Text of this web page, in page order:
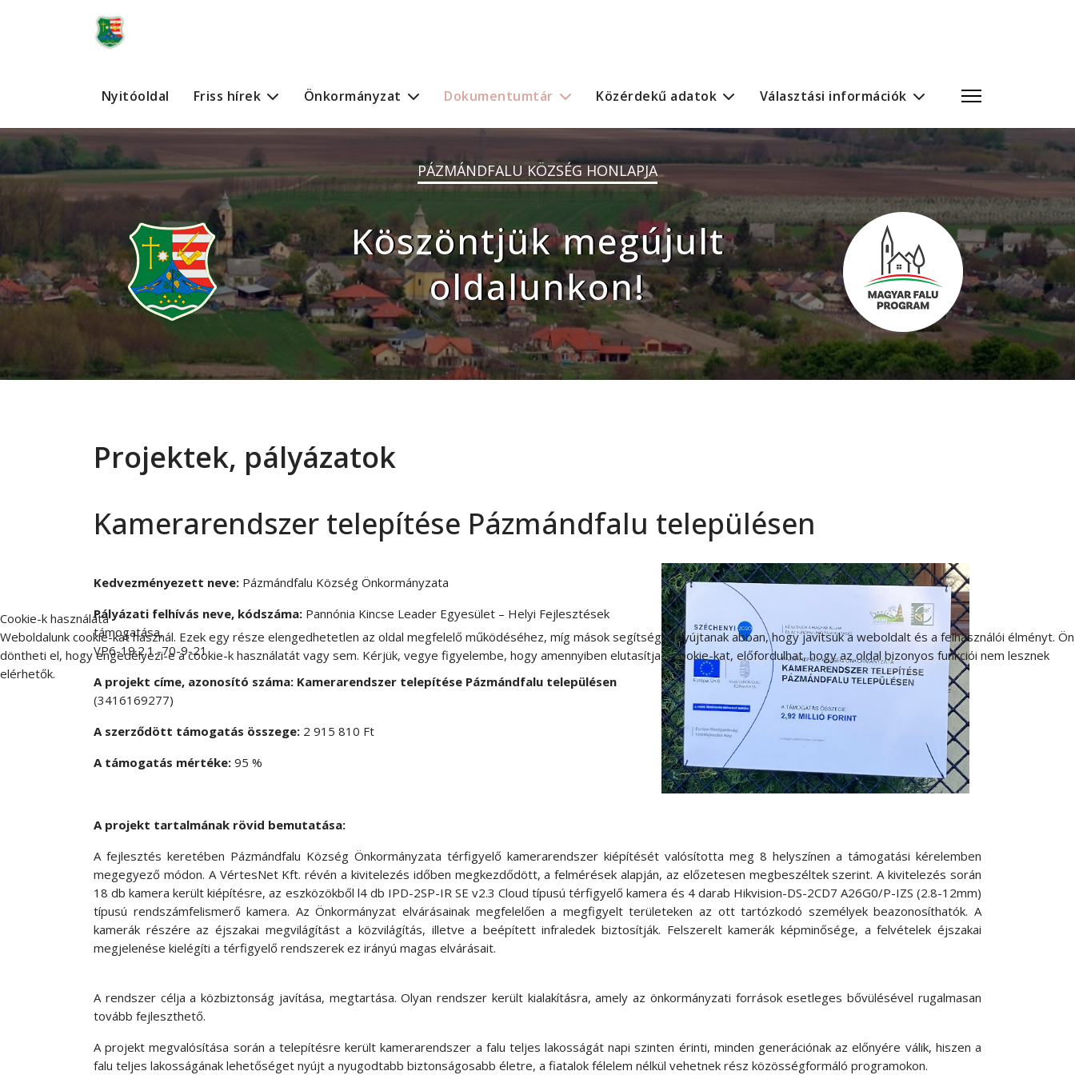
Nyitóoldal Friss hírek Önkormányzat Dokumentumtár Közérdekű adatok Választási információk
PÁZMÁNDFALU KÖZSÉG HONLAPJA
Köszöntjük megújult
oldalunkon!
Projektek, pályázatok
Kamerarendszer telepítése Pázmándfalu településen
Kedvezményezett neve: Pázmándfalu Község Önkormányzata
Pályázati felhívás neve, kódszáma: Pannónia Kincse Leader Egyesület – Helyi Fejlesztések
támogatása,
VP6-19.2.1.-70-9-21
A projekt címe, azonosító száma: Kamerarendszer telepítése Pázmándfalu településen
(3416169277)
A szerződött támogatás összege: 2 915 810 Ft
A támogatás mértéke: 95 %
A projekt tartalmának rövid bemutatása:
A fejlesztés keretében Pázmándfalu Község Önkormányzata térfigyelő kamerarendszer kiépítését valósította meg 8 helyszínen a támogatási kérelemben
megegyező módon. A VértesNet Kft. révén a kivitelezés időben megkezdődött, a felmérések alapján, az előzetesen megbeszéltek szerint. A kivitelezés során
18 db kamera került kiépítésre, az eszközökből l4 db IPD-2SP-IR SE v2.3 Cloud típusú térfigyelő kamera és 4 darab Hikvision-DS-2CD7 A26G0/P-IZS (2.8-12mm)
típusú rendszámfelismerő kamera. Az Önkormányzat elvárásainak megfelelően a megfigyelt területeken az ott tartózkodó személyek beazonosíthatók. A
kamerák részére az éjszakai megvilágítást a közvilágítás, illetve a beépített infraledek biztosítják. Felszerelt kamerák képminősége, a felvételek éjszakai
megjelenése kielégíti a térfigyelő rendszerek ez irányú magas elvárásait.
A rendszer célja a közbiztonság javítása, megtartása. Olyan rendszer került kialakításra, amely az önkormányzati források esetleges bővülésével rugalmasan
tovább fejleszthető.
A projekt megvalósítása során a telepítésre került kamerarendszer a falu teljes lakosságát napi szinten érinti, minden generációnak az előnyére válik, hiszen a
falu teljes lakosságának lehetőséget nyújt a nyugodtabb biztonságosabb életre, a fiatalok félelem nélkül vehetnek rész közösségformáló programokon.
Cookie-k használata
Weboldalunk cookie-kat használ. Ezek egy része elengedhetetlen az oldal megfelelő működéséhez, míg mások segítséget nyújtanak abban, hogy javítsuk a weboldalt és a felhasználói élményt. Ön
döntheti el, hogy engedélyezi-e a cookie-k használatát vagy sem. Kérjük, vegye figyelembe, hogy amennyiben elutasítja a cookie-kat, előfordulhat, hogy az oldal bizonyos funkciói nem lesznek
elérhetők.
Elfogadás